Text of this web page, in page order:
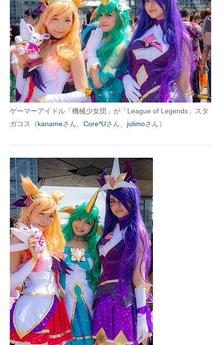
ゲーマーアイドル「機械少女団」が「League of Legends」スタ
ガコス（kanameさん、 Core*Uさん、 julimoさん）